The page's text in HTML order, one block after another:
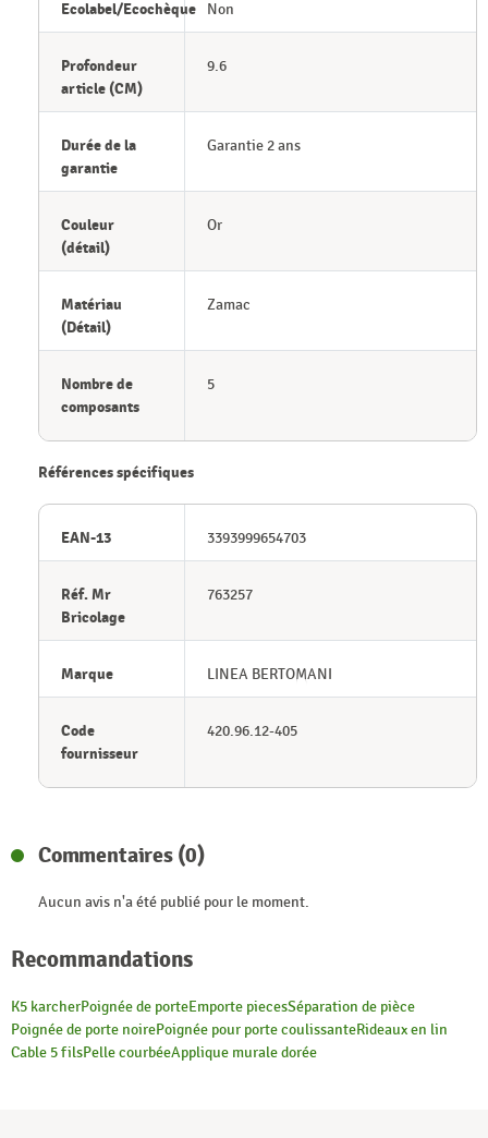
Ecolabel/Ecochèque Non
Profondeur
article (CM)
9.6
Durée de la
garantie
Garantie 2 ans
Couleur
(détail)
Or
Matériau
(Détail)
Zamac
Nombre de
composants
5
Références spécifiques
EAN-13 3393999654703
Réf. Mr
Bricolage
763257
Marque LINEA BERTOMANI
Code
fournisseur
420.96.12-405
Commentaires (0)
Aucun avis n'a été publié pour le moment.
Recommandations
K5 karcherPoignée de porteEmporte piecesSéparation de pièce
Poignée de porte noirePoignée pour porte coulissanteRideaux en lin
Cable 5 filsPelle courbéeApplique murale dorée